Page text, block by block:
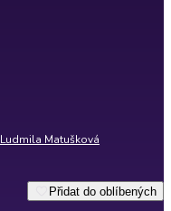
Ludmila Matušková
Přidat do oblíbených